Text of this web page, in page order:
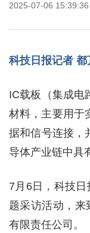
2025-07-06 15:39:36
科技日报记者 都
IC载板（集成电
材料，主要用于
据和信号连接，
导体产业链中具
7月6日，科技日
题采访活动，来
有限责任公司。